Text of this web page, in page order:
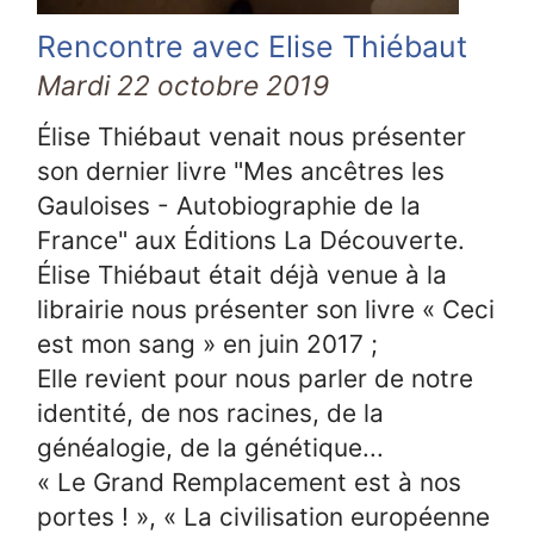
Rencontre avec Elise Thiébaut
Mardi 22 octobre 2019
Élise Thiébaut venait nous présenter
son dernier livre "Mes ancêtres les
Gauloises - Autobiographie de la
France" aux Éditions La Découverte.
Élise Thiébaut était déjà venue à la
librairie nous présenter son livre « Ceci
est mon sang » en juin 2017 ;
Elle revient pour nous parler de notre
identité, de nos racines, de la
généalogie, de la génétique...
« Le Grand Remplacement est à nos
portes ! », « La civilisation européenne